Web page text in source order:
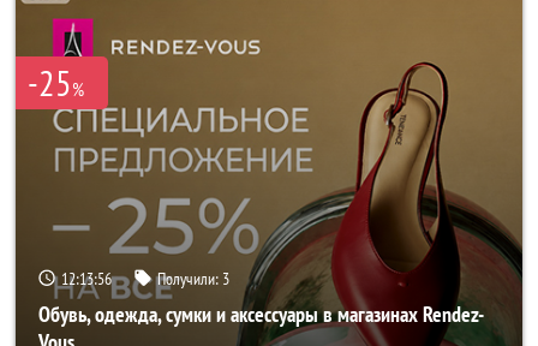
-25%
12:13:53 Получили: 3
Обувь, одежда, сумки и аксессуары в магазинах Rendez-